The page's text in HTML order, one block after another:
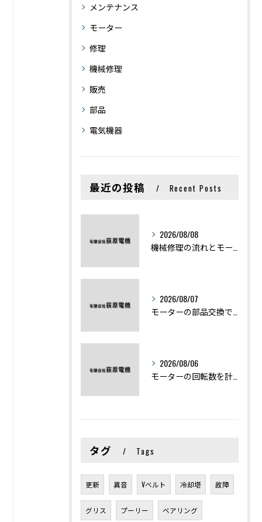
メンテナンス
モーター
修理
機械修理
販売
部品
電気機器
最近の投稿 Recent Posts
2026/08/08
2026/08/07
2026/08/06
タグ Tags
更新 異音 Vベルト 冷却塔 故障
グリス プーリー ベアリング